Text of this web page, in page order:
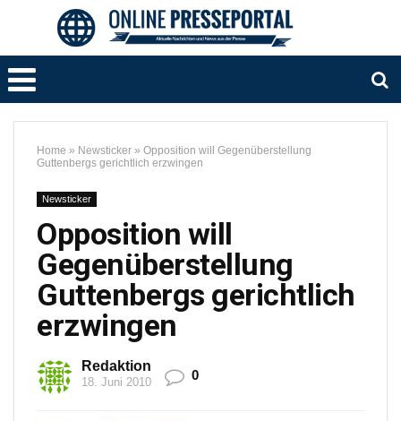
Home » Newsticker » Opposition will Gegenüberstellung
Guttenbergs gerichtlich erzwingen
Newsticker
Opposition will
Gegenüberstellung
Guttenbergs gerichtlich
erzwingen
Redaktion
18. Juni 2010 0